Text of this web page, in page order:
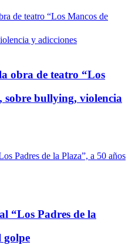
obra de teatro “Los
sobre bullying, violencia
“Los Padres de la
golpe